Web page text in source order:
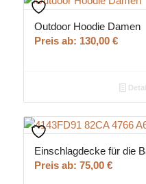
Outdoor Hoodie Damen
Preis ab: 130,00 €
Einschlagdecke für die
Preis ab: 75,00 €